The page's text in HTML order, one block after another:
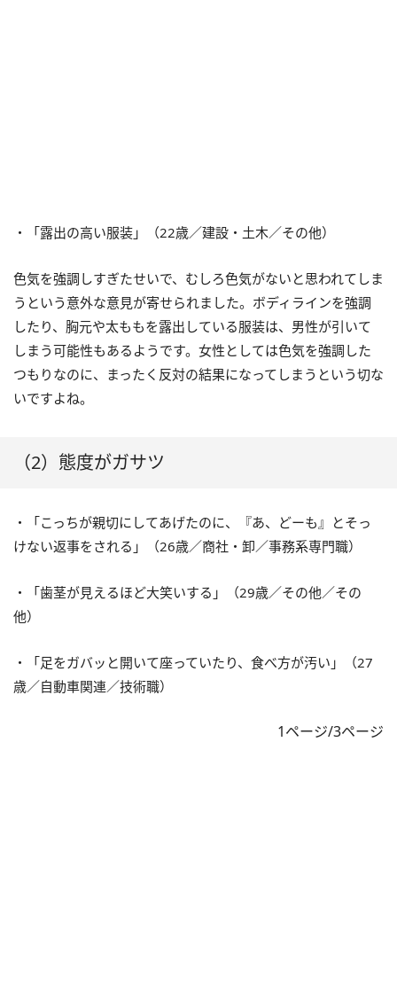
・「露出の高い服装」（22歳／建設・土木／その他）
色気を強調しすぎたせいで、むしろ色気がないと思われてしま
うという意外な意見が寄せられました。ボディラインを強調
したり、胸元や太ももを露出している服装は、男性が引いて
しまう可能性もあるようです。女性としては色気を強調した
つもりなのに、まったく反対の結果になってしまうという切な
いですよね。
（2）態度がガサツ
・「こっちが親切にしてあげたのに、『あ、どーも』とそっ
けない返事をされる」（26歳／商社・卸／事務系専門職）
・「歯茎が見えるほど大笑いする」（29歳／その他／その
他）
・「足をガバッと開いて座っていたり、食べ方が汚い」（27
歳／自動車関連／技術職）
1ページ/3ページ